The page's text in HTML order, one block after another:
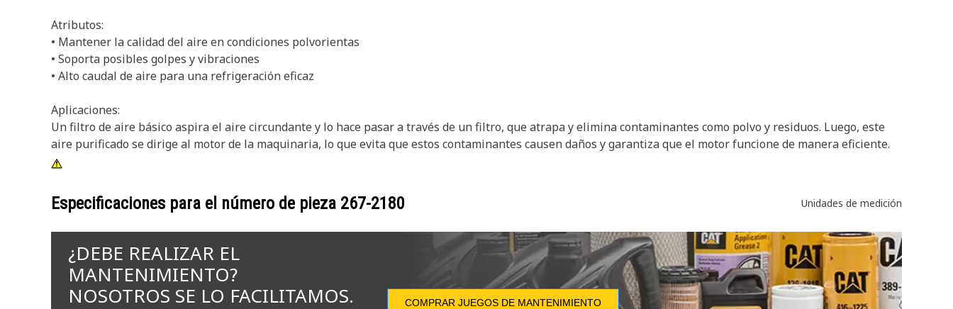
Atributos:
• Mantener la calidad del aire en condiciones polvorientas
• Soporta posibles golpes y vibraciones
• Alto caudal de aire para una refrigeración eficaz
Aplicaciones:
Un filtro de aire básico aspira el aire circundante y lo hace pasar a través de un filtro, que atrapa y elimina contaminantes como polvo y residuos. Luego, este
aire purificado se dirige al motor de la maquinaria, lo que evita que estos contaminantes causen daños y garantiza que el motor funcione de manera eficiente.
Especificaciones para el número de pieza 267-2180 Unidades de medición
¿DEBE REALIZAR EL
MANTENIMIENTO?
NOSOTROS SE LO FACILITAMOS.
COMPRAR JUEGOS DE MANTENIMIENTO